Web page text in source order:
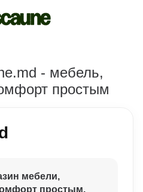
- мебель,
простым
мебели,
простым.